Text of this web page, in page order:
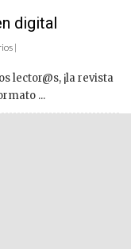
digital
|
lector@s, ¡la revista
...